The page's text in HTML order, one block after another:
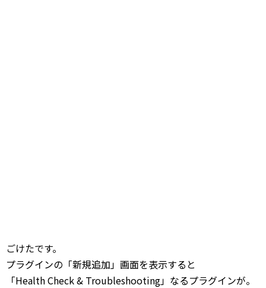
ごけたです。
プラグインの「新規追加」画面を表示すると
「Health Check & Troubleshooting」なるプラグインが。